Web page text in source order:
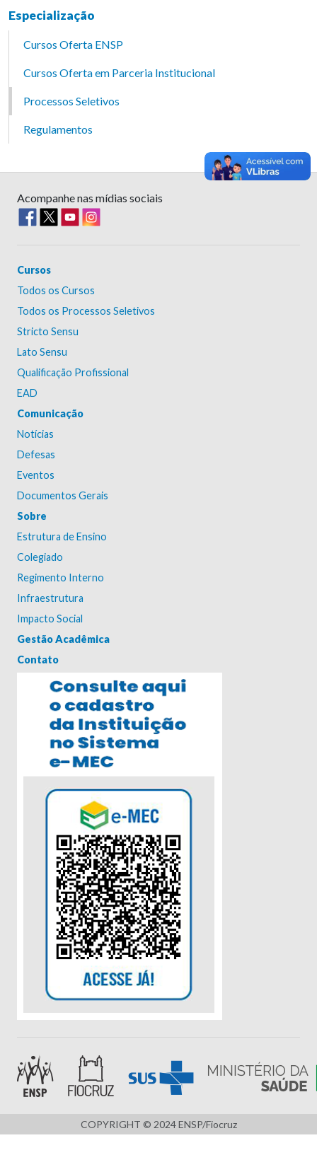
Especialização
Cursos Oferta ENSP
Cursos Oferta em Parceria Institucional
Processos Seletivos
Regulamentos
Acompanhe nas mídias sociais
Cursos
Todos os Cursos
Todos os Processos Seletivos
Stricto Sensu
Lato Sensu
Qualificação Profissional
EAD
Comunicação
Notícias
Defesas
Eventos
Documentos Gerais
Sobre
Estrutura de Ensino
Colegiado
Regimento Interno
Infraestrutura
Impacto Social
Gestão Acadêmica
Contato
COPYRIGHT © 2024 ENSP/Fiocruz